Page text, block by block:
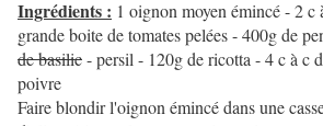
Ingrédients : 1 oignon moyen émincé - 2 c
grande boite de tomates pelées - 400g de
de basilic- persil - 120g de ricotta - 4 c à c
poivre
Faire blondir l'oignon émincé dans une